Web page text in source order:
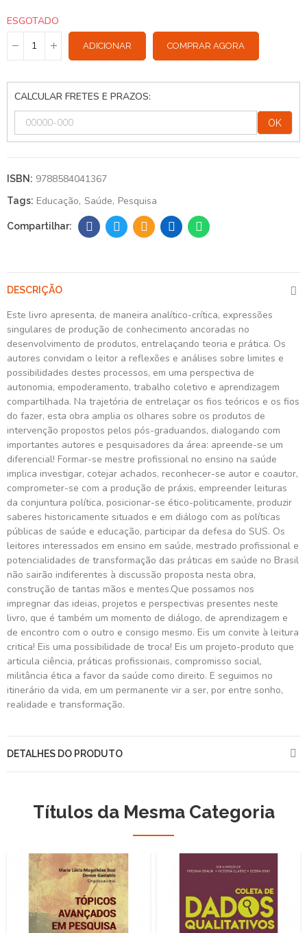
ESGOTADO
ADICIONAR COMPRAR AGORA
CALCULAR FRETES E PRAZOS:
OK
ISBN: 9788584041367
Tags: Educação Saúde Pesquisa
DESCRIÇÃO
Este livro apresenta, de maneira analítico-crítica, expressões
singulares de produção de conhecimento ancoradas no
desenvolvimento de produtos, entrelaçando teoria e prática. Os
autores convidam o leitor a reflexões e análises sobre limites e
possibilidades destes processos, em uma perspectiva de
autonomia, empoderamento, trabalho coletivo e aprendizagem
compartilhada. Na trajetória de entrelaçar os fios teóricos e os fios
do fazer, esta obra amplia os olhares sobre os produtos de
intervenção propostos pelos pós-graduandos, dialogando com
importantes autores e pesquisadores da área: apreende-se um
diferencial! Formar-se mestre profissional no ensino na saúde
implica investigar, cotejar achados, reconhecer-se autor e coautor,
comprometer-se com a produção de práxis, empreender leituras
da conjuntura política, posicionar-se ético-politicamente, produzir
saberes historicamente situados e em diálogo com as políticas
públicas de saúde e educação, participar da defesa do SUS. Os
leitores interessados em ensino em saúde, mestrado profissional e
potencialidades de transformação das práticas em saúde no Brasil
não sairão indiferentes à discussão proposta nesta obra,
construção de tantas mãos e mentes.Que possamos nos
impregnar das ideias, projetos e perspectivas presentes neste
livro, que é também um momento de diálogo, de aprendizagem e
de encontro com o outro e consigo mesmo. Eis um convite à leitura
critica! Eis uma possibilidade de troca! Eis um projeto-produto que
articula ciência, práticas profissionais, compromisso social,
militância ética a favor da saúde como direito. E seguimos no
itinerário da vida, em um permanente vir a ser, por entre sonho,
realidade e transformação.
DETALHES DO PRODUTO
Títulos da Mesma Categoria